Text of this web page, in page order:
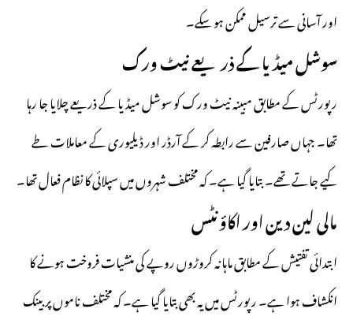
اور آسانی سے ترسیل ممکن ہو سکے۔
سوشل میڈیا کے ذریعے نیٹ ورک
رپورٹس کے مطابق مبینہ نیٹ ورک کو سوشل میڈیا کے ذریعے چلایا جا رہا
تھا۔ جہاں صارفین سے رابطہ کر کے آرڈر اور ڈیلیوری کے معاملات طے
کیے جاتے تھے۔ بتایا گیا ہے۔ کہ مختلف شہروں میں سپلائی کا نظام فعال تھا۔
مالی لین دین اور اکاؤنٹس
ابتدائی تفتیش کے مطابق ماہانہ کروڑوں روپے کی منشیات فروخت ہونے کا
انکشاف ہوا ہے۔ رپورٹس میں یہ بھی بتایا گیا ہے۔ کہ مختلف ناموں پر بینک